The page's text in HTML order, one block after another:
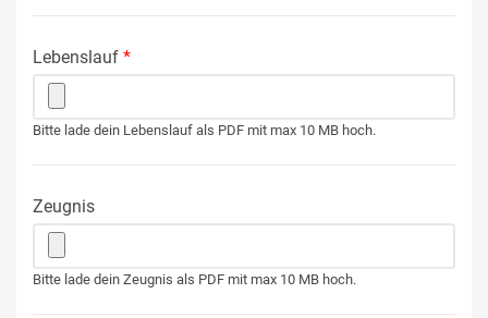
Lebenslauf *
Bitte lade dein Lebenslauf als PDF mit max 10 MB hoch.
Zeugnis
Bitte lade dein Zeugnis als PDF mit max 10 MB hoch.